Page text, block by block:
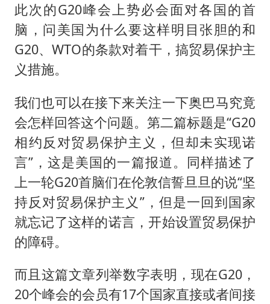
此次的G20峰会上势必会面对各国的首
脑，问美国为什么要这样明目张胆的和
G20、WTO的条款对着干，搞贸易保护主
义措施。
我们也可以在接下来关注一下奥巴马究竟
会怎样回答这个问题。第二篇标题是“G20
相约反对贸易保护主义，但却未实现诺
言”，这是美国的一篇报道。同样描述了
上一轮G20首脑们在伦敦信誓旦旦的说“坚
持反对贸易保护主义”，但是一回到国家
就忘记了这样的诺言，开始设置贸易保护
的障碍。
而且这篇文章列举数字表明，现在G20，
20个峰会的会员有17个国家直接或者间接